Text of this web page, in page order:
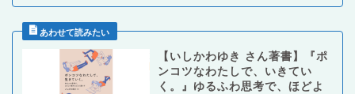
【いしかわゆき さん著書】『ポ
ンコツなわたしで、いきてい
く。』ゆるふわ思考で、ほどよ